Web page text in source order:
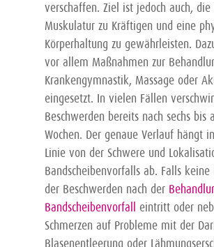
verschaffen. Ziel ist jedoch auch,
Muskulatur zu Kräftigen und eine
Körperhaltung zu gewährleisten.
vor allem Maßnahmen zur
Krankengymnastik, Massage oder
eingesetzt. In vielen Fällen
Beschwerden bereits nach sechs bis
Wochen. Der genaue Verlauf hängt
Linie von der Schwere und
Bandscheibenvorfalls ab. Falls keine
der Beschwerden nach der
Bandscheibenvorfall
eintritt oder
Schmerzen auf Probleme mit der
Blasenentleerung oder